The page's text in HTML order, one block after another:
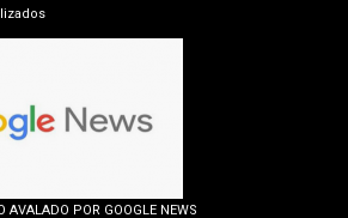
AVALADO POR GOOGLE NEWS